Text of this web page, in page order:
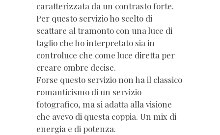
caratterizzata da un contrasto forte.
Per questo servizio ho scelto di
scattare al tramonto con una luce di
taglio che ho interpretato sia in
controluce che come luce diretta per
creare ombre decise.
Forse questo servizio non ha il classico
romanticismo di un servizio
fotografico, ma si adatta alla visione
che avevo di questa coppia. Un mix di
energia e di potenza.